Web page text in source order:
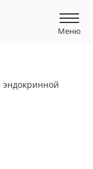
Меню
Меню